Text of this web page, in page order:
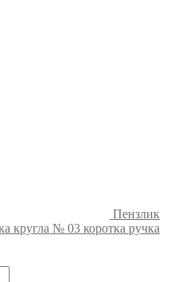
Пензлик
кругла № 03 коротка ручка